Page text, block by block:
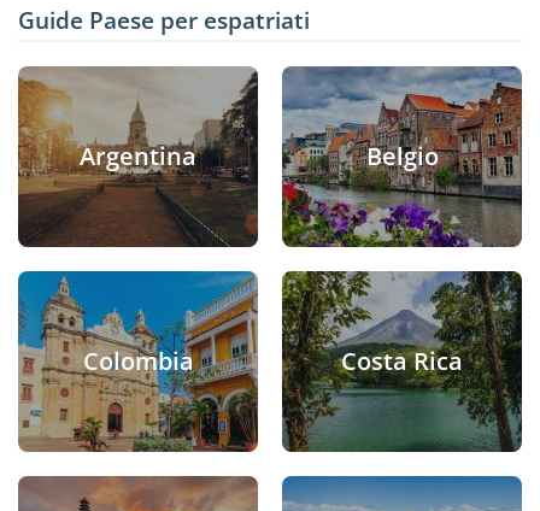
Guide Paese per espatriati
Argentina Belgio
Colombia Costa Rica